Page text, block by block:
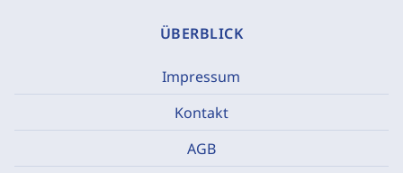
ÜBERBLICK
Impressum
Kontakt
AGB